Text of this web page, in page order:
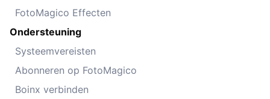
FotoMagico Effecten
Ondersteuning
Systeemvereisten
Abonneren op FotoMagico
Boinx verbinden